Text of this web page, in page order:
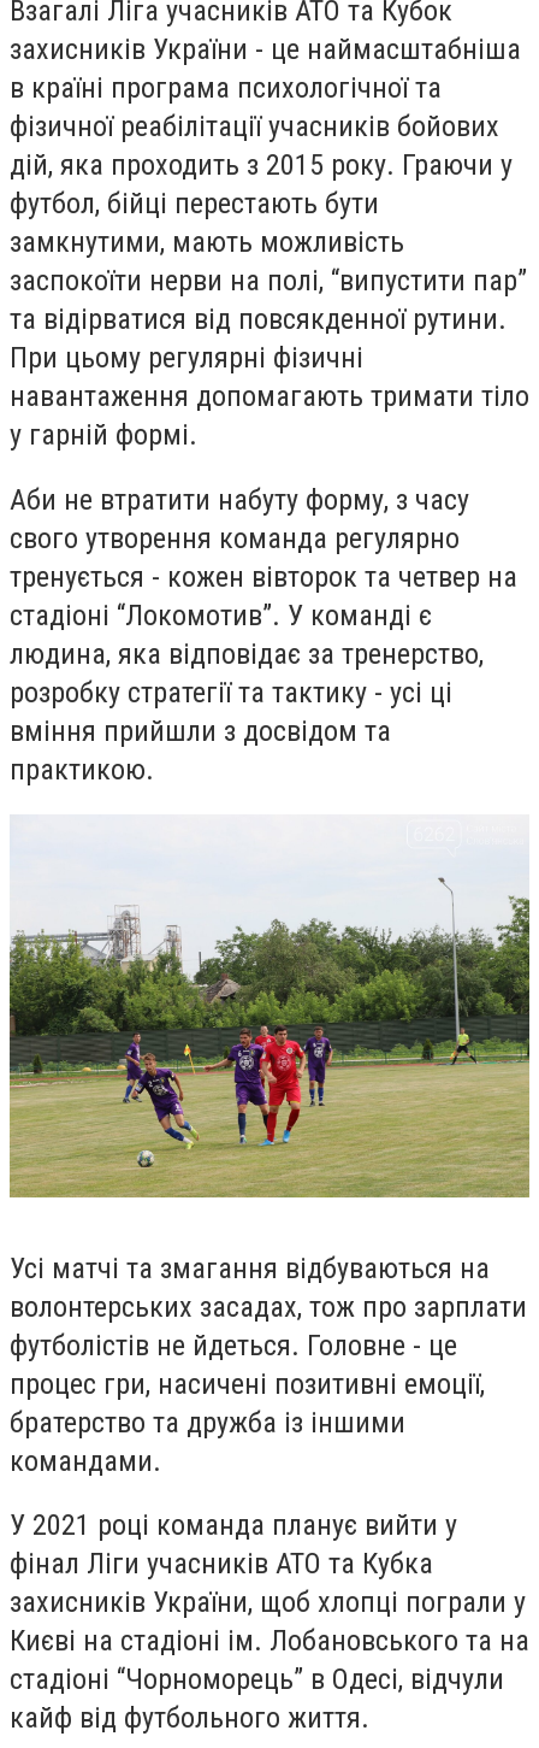
Взагалі Ліга учасників АТО та Кубок
захисників України - це наймасштабніша
в країні програма психологічної та
фізичної реабілітації учасників бойових
дій, яка проходить з 2015 року. Граючи у
футбол, бійці перестають бути
замкнутими, мають можливість
заспокоїти нерви на полі, “випустити пар”
та відірватися від повсякденної рутини.
При цьому регулярні фізичні
навантаження допомагають тримати тіло
у гарній формі.
Аби не втратити набуту форму, з часу
свого утворення команда регулярно
тренується - кожен вівторок та четвер на
стадіоні “Локомотив”. У команді є
людина, яка відповідає за тренерство,
розробку стратегії та тактику - усі ці
вміння прийшли з досвідом та
практикою.
Усі матчі та змагання відбуваються на
волонтерських засадах, тож про зарплати
футболістів не йдеться. Головне - це
процес гри, насичені позитивні емоції,
братерство та дружба із іншими
командами.
У 2021 році команда планує вийти у
фінал Ліги учасників АТО та Кубка
захисників України, щоб хлопці пограли у
Києві на стадіоні ім. Лобановського та на
стадіоні “Чорноморець” в Одесі, відчули
кайф від футбольного життя.